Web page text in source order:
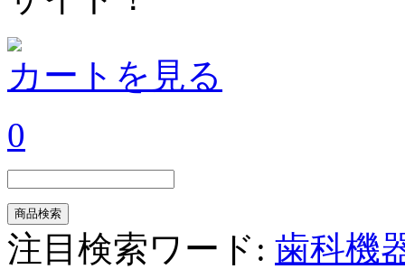
カートを見る
0
注目検索ワード: 歯科機